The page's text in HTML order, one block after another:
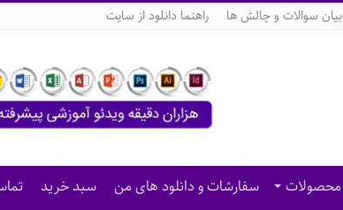
بیان سوالات و چالش ها راهنما دانلود از سایت
محصولات سفارشات و دانلود های من سبد خرید